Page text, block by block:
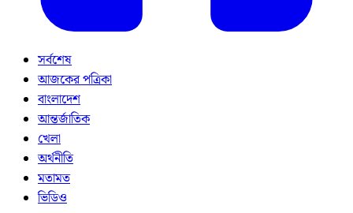
সর্বশেষ
আজকের পত্রিকা
বাংলাদেশ
আন্তর্জাতিক
খেলা
অর্থনীতি
মতামত
ভিডিও